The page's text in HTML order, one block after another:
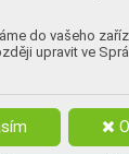
do vašeho
upravit ve
-
ho
a